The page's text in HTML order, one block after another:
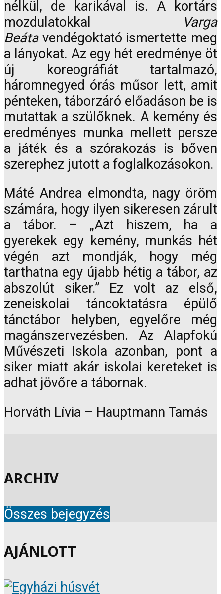
nélkül, de karikával is. A kortárs
mozdulatokkal
Varga
Beátavendégoktató ismertette meg
a lányokat. Az egy hét eredménye öt
új koreográfiát tartalmazó,
háromnegyed órás műsor lett, amit
pénteken, táborzáró előadáson be is
mutattak a szülőknek. A kemény és
eredményes munka mellett persze
a játék és a szórakozás is bőven
szerephez jutott a foglalkozásokon.
Máté Andrea elmondta, nagy öröm
számára, hogy ilyen sikeresen zárult
a tábor. – „Azt hiszem, ha a
gyerekek egy kemény, munkás hét
végén azt mondják, hogy még
tarthatna egy újabb hétig a tábor, az
abszolút siker.” Ez volt az első,
zeneiskolai táncoktatásra épülő
tánctábor helyben, egyelőre még
magánszervezésben. Az Alapfokú
Művészeti Iskola azonban, pont a
siker miatt akár iskolai kereteket is
adhat jövőre a tábornak.
Horváth Lívia – Hauptmann Tamás
ARCHIV
Összes bejegyzés
AJÁNLOTT